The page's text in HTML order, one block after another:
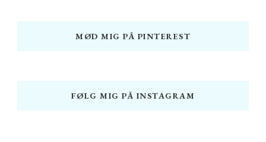
MØD MIG PÅ PINTEREST
FØLG MIG PÅ INSTAGRAM